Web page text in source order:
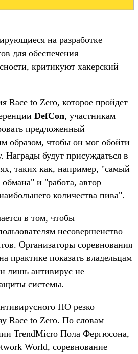
на разработке
для обеспечения
критикуют хакерский
Race to Zero, которое пройдет
DefCon, участникам
предложенный
образом, чтобы он мог обойти
Награды будут присуждаться в
таких как, например, "самый
и "работа, автор
количества пива".
в том, чтобы
несовершенство
Организаторы соревнования
практике показать владельцам
лишь антивирус не
системы.
ПО резко
Race to Zero. По словам
TrendMicro Пола Фергюсона,
World, соревнование